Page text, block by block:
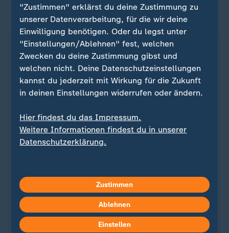
ZDFheute auf WhatsApp
Sie wollen auf dem Laufenden bleiben? Dann sind
Sie beim ZDFheute-WhatsApp-Channel richtig. Hier
"Zustimmen" erklärst du deine Zustimmung zu
unserer Datenverarbeitung, für die wir deine
Einwilligung benötigen. Oder du legst unter
"Einstellungen/Ablehnen" fest, welchen
Zwecken du deine Zustimmung gibst und
welchen nicht. Deine Datenschutzeinstellungen
kannst du jederzeit mit Wirkung für die Zukunft
in deinen Einstellungen widerrufen oder ändern.
Hier findest du das Impressum.
Weitere Informationen findest du in unserer
Datenschutzerklärung.
Zustimmen
Ablehnen
Einstellen